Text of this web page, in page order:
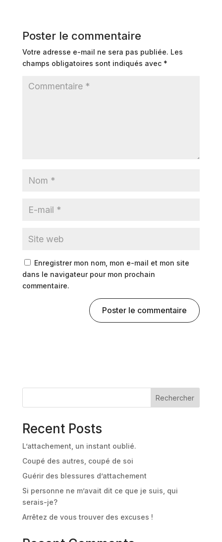
Poster le commentaire
Votre adresse e-mail ne sera pas publiée. Les
champs obligatoires sont indiqués avec *
Enregistrer mon nom, mon e-mail et mon site
dans le navigateur pour mon prochain
commentaire.
e
:
Rechercher
Recent Posts
L’attachement, un instant oublié.
Coupé des autres, coupé de soi
Guérir des blessures d’attachement
Si personne ne m’avait dit ce que je suis, qui
serais-je?
Arrêtez de vous trouver des excuses !